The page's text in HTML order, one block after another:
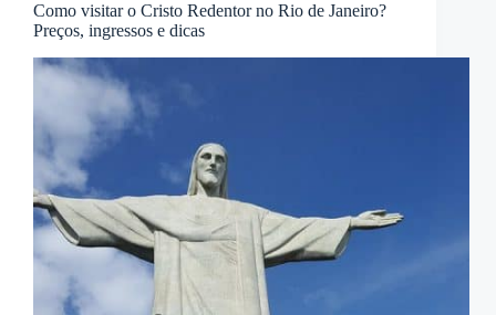
Como visitar o Cristo Redentor no Rio de Janeiro?
Preços, ingressos e dicas